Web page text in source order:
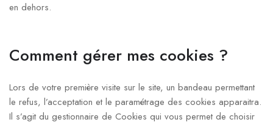
en dehors.
Comment gérer mes cookies ?
Lors de votre première visite sur le site, un bandeau permettant
le refus, l’acceptation et le paramétrage des cookies apparaitra.
Il s’agit du gestionnaire de Cookies qui vous permet de choisir